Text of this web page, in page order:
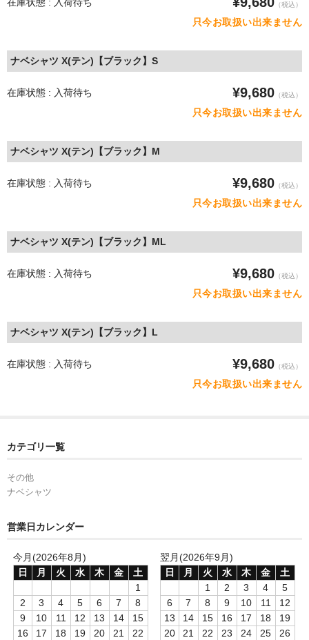
（税込）
只今お取扱い出来ません
ナベシャツ X(テン)【ブラック】S
在庫状態 : 入荷待ち ¥9,680 （税込）
只今お取扱い出来ません
ナベシャツ X(テン)【ブラック】M
在庫状態 : 入荷待ち ¥9,680 （税込）
只今お取扱い出来ません
ナベシャツ X(テン)【ブラック】ML
在庫状態 : 入荷待ち ¥9,680 （税込）
只今お取扱い出来ません
ナベシャツ X(テン)【ブラック】L
在庫状態 : 入荷待ち ¥9,680 （税込）
只今お取扱い出来ません
カテゴリ一覧
その他
ナベシャツ
営業日カレンダー
今月(2026年8月)
日
月 火 水 木 金
土
1
2
3 4 5 6 7
8
9
10 11 12 13 14
15
16
17 18 19 20 21 22
翌月(2026年9月)
日
月 火 水 木 金
土
1
2 3 4
5
6
7 8 9 10 11
12
13
14 15 16 17 18
19
20
21 22 23 24 25 26